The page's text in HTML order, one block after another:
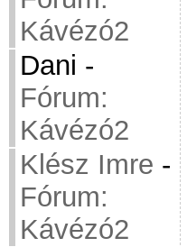
Kávézó2
Dani -
Fórum:
Kávézó2
Klész Imre -
Fórum:
Kávézó2